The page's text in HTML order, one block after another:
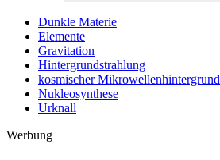
Dunkle Materie
Elemente
Gravitation
Hintergrundstrahlung
kosmischer Mikrowellenhintergrund
Nukleosynthese
Urknall
Werbung